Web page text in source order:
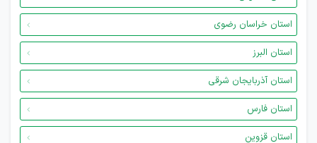
استان خراسان رضوی
استان البرز
استان آذربایجان شرقی
استان فارس
استان قزوین